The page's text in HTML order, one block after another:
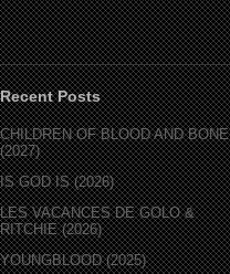
Recent Posts
CHILDREN OF BLOOD AND BONE
(2027)
IS GOD IS (2026)
LES VACANCES DE GOLO &
RITCHIE (2026)
YOUNGBLOOD (2025)